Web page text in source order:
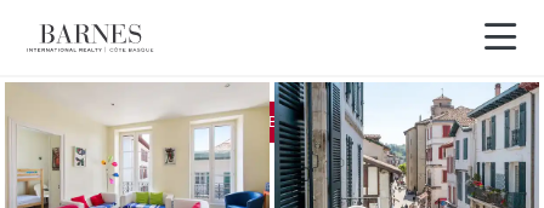
EXCLUSIVIDAD VENDIDO POR BARNES